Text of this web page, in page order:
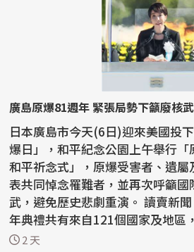
廣島原爆81週年 緊張局勢下籲廢核
日本廣島市今天(6日)迎來美國投
爆日」，和平紀念公園上午舉行
和平祈念式」，原爆受害者、遺
表共同悼念罹難者，並再次呼籲國
武，避免歷史悲劇重演。 讀賣新聞、每日新聞報導，今
年典禮共有來自121個國家及地區
表出席...
2 天